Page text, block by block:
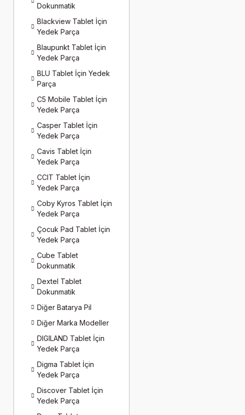
Dokunmatik
Blackview Tablet İçin
Yedek Parça
Blaupunkt Tablet İçin
Yedek Parça
BLU Tablet İçin Yedek
Parça
C5 Mobile Tablet İçin
Yedek Parça
Casper Tablet İçin
Yedek Parça
Cavis Tablet İçin
Yedek Parça
CCIT Tablet İçin
Yedek Parça
Coby Kyros Tablet İçin
Yedek Parça
Çocuk Pad Tablet İçin
Yedek Parça
Cube Tablet
Dokunmatik
Dextel Tablet
Dokunmatik
Diğer Batarya Pil
Diğer Marka Modeller
DIGILAND Tablet İçin
Yedek Parça
Digma Tablet İçin
Yedek Parça
Discover Tablet İçin
Yedek Parça